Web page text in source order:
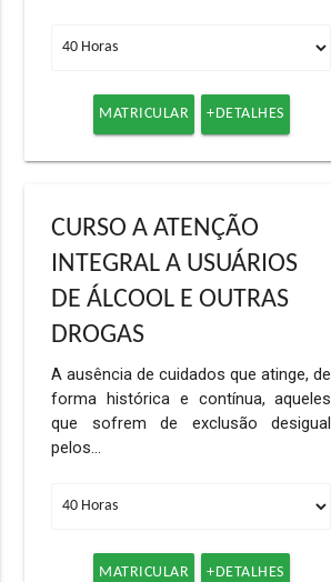
MATRICULAR +DETALHES
CURSO A ATENÇÃO
INTEGRAL A USUÁRIOS
DE ÁLCOOL E OUTRAS
DROGAS
A ausência de cuidados que atinge, de
forma histórica e contínua, aqueles
que sofrem de exclusão desigual
pelos…
MATRICULAR +DETALHES